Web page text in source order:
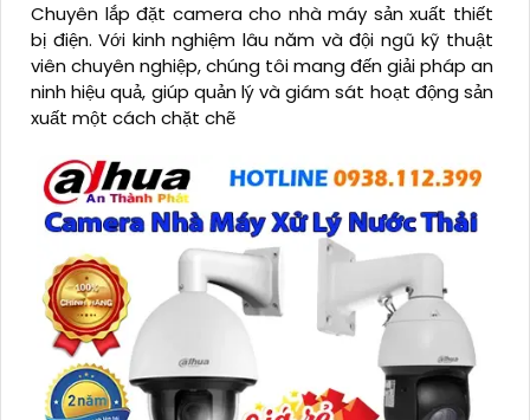
Chuyên lắp đặt camera cho nhà máy sản xuất thiết
bị điện. Với kinh nghiệm lâu năm và đội ngũ kỹ thuật
viên chuyên nghiệp, chúng tôi mang đến giải pháp an
ninh hiệu quả, giúp quản lý và giám sát hoạt động sản
xuất một cách chặt chẽ